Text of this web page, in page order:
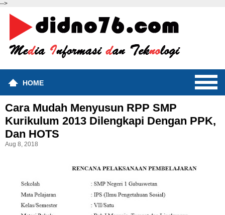
-->
HOME
Cara Mudah Menyusun RPP SMP
Kurikulum 2013 Dilengkapi Dengan PPK,
Dan HOTS
Aug 8, 2018